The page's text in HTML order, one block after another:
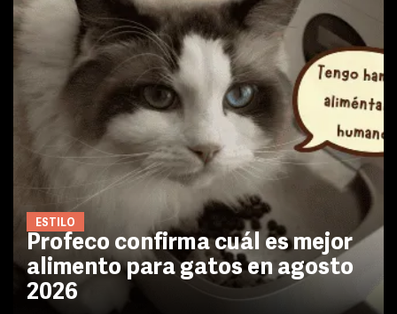
ESTILO
Profeco confirma cuál es mejor
alimento para gatos en agosto
2026